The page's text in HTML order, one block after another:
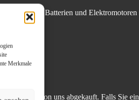
Merkmale
Kabel, Batterien und Elektromotoren
auch von uns abgekauft. Falls Sie ein